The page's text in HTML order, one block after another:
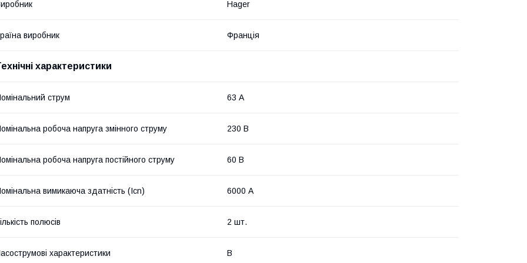
Hager
виробник Франція
характеристики
струм 63 А
робоча напруга змінного струму 230 В
робоча напруга постійного струму 60 В
вимикаюча здатність (Icn) 6000 А
полюсів 2 шт.
характеристики B